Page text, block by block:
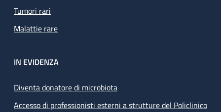
Tumori rari
Malattie rare
IN EVIDENZA
Diventa donatore di microbiota
Accesso di professionisti esterni a strutture del Policlinico